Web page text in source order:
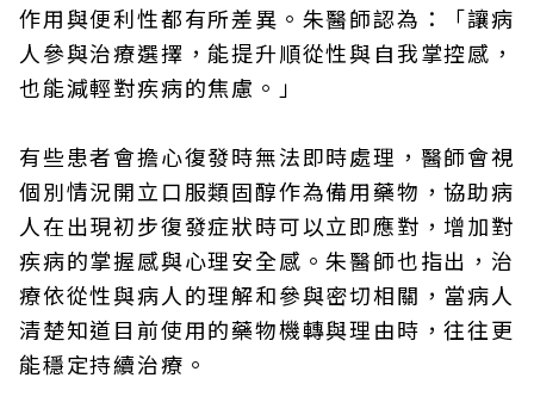
作用與便利性都有所差異。朱醫師認為：「讓病
人參與治療選擇，能提升順從性與自我掌控感，
也能減輕對疾病的焦慮。」
有些患者會擔心復發時無法即時處理，醫師會視
個別情況開立口服類固醇作為備用藥物，協助病
人在出現初步復發症狀時可以立即應對，增加對
疾病的掌握感與心理安全感。朱醫師也指出，治
療依從性與病人的理解和參與密切相關，當病人
清楚知道目前使用的藥物機轉與理由時，往往更
能穩定持續治療。